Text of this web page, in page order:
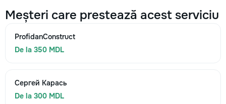
Meșteri care prestează acest serviciu
ProfidanConstruct
De la 350 MDL
Сергей Карась
De la 300 MDL